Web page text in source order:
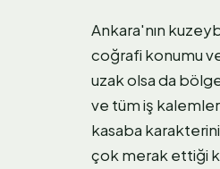
Ankara'nın
coğrafi konumu
uzak olsa da
ve tüm iş
kasaba
çok merak ettiği